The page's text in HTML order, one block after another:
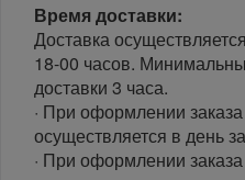
Время доставки:
Доставка
18-00 часов.
доставки 3 часа.
· При оформлении
осуществляется в день
· При оформлении